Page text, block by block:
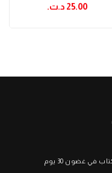
25.00 د.ت.‏
في غضون 30 يوم